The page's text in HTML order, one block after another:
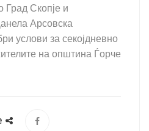
Град Скопје и
Арсовска
услови за секојдневно
наопштина Ѓорче